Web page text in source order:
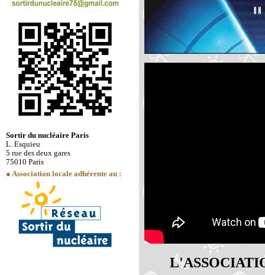
Sortir du nucléaire Paris
L. Esquieu
5 rue des deux gares
75010 Paris
● Association locale adhérente au :